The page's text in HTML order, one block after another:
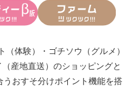
（体験） ・ ゴチソウ（グルメ）
産地直送） のショッピングと
う おすそ分けポイント機能を搭